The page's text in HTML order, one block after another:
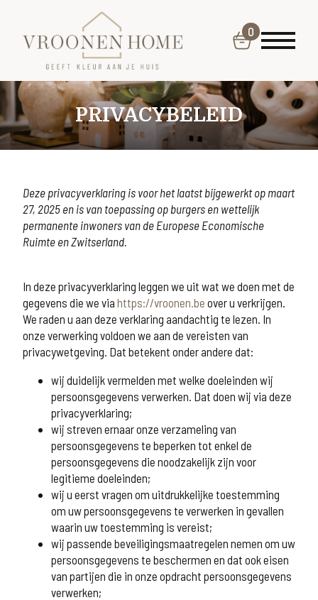
0
PRIVACYBELEID
Deze privacyverklaring is voor het laatst bijgewerkt op maart
27, 2025 en is van toepassing op burgers en wettelijk
permanente inwoners van de Europese Economische
Ruimte en Zwitserland.
In deze privacyverklaring leggen we uit wat we doen met de
gegevens die we via https://vroonen.be over u verkrijgen.
We raden u aan deze verklaring aandachtig te lezen. In
onze verwerking voldoen we aan de vereisten van
privacywetgeving. Dat betekent onder andere dat:
wij duidelijk vermelden met welke doeleinden wij
persoonsgegevens verwerken. Dat doen wij via deze
privacyverklaring;
wij streven ernaar onze verzameling van
persoonsgegevens te beperken tot enkel de
persoonsgegevens die noodzakelijk zijn voor
legitieme doeleinden;
wij u eerst vragen om uitdrukkelijke toestemming
om uw persoonsgegevens te verwerken in gevallen
waarin uw toestemming is vereist;
wij passende beveiligingsmaatregelen nemen om uw
persoonsgegevens te beschermen en dat ook eisen
van partijen die in onze opdracht persoonsgegevens
verwerken;